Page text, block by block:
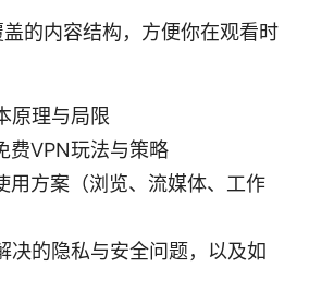
的内容结构，方便你在观看时
原理与局限
费VPN玩法与策略
用方案（浏览、流媒体、工作
决的隐私与安全问题，以及如